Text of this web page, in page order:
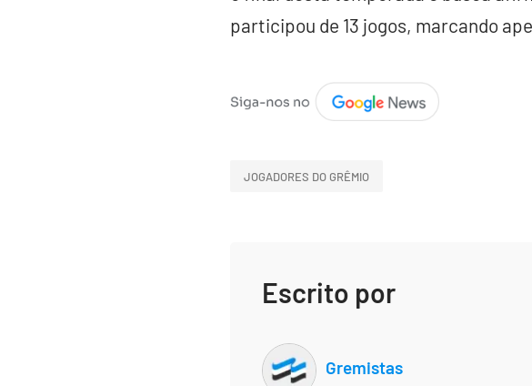
participou de 13 jogos, marcando
JOGADORES DO GRÊMIO
Escrito por
Gremistas